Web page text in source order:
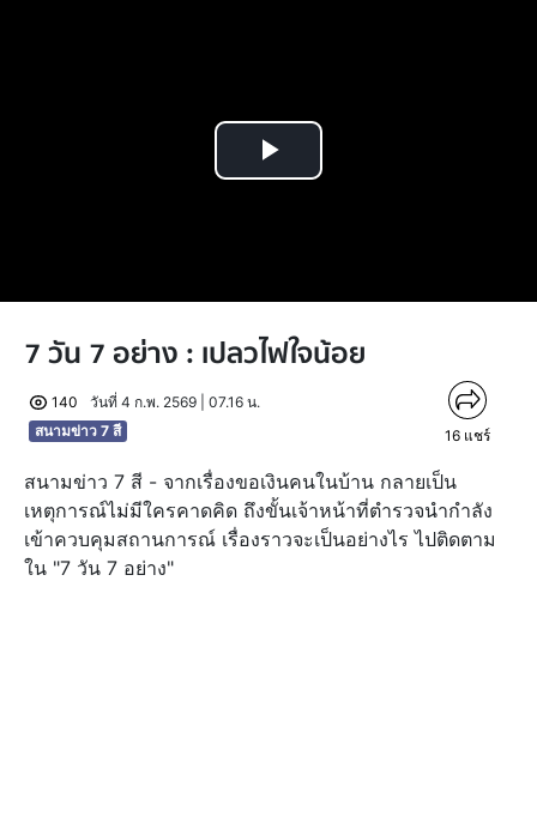
Play
7 วัน 7 อย่าง : เปลวไฟใจน้อย
140
วันที่ 4 ก.พ. 2569 | 07.16 น.
สนามข่าว 7 สี
16 แชร์
สนามข่าว 7 สี - จากเรื่องขอเงินคนในบ้าน กลายเป็น
เหตุการณ์ไม่มีใครคาดคิด ถึงขั้นเจ้าหน้าที่ตำรวจนำกำลัง
เข้าควบคุมสถานการณ์ เรื่องราวจะเป็นอย่างไร ไปติดตาม
ใน "7 วัน 7 อย่าง"